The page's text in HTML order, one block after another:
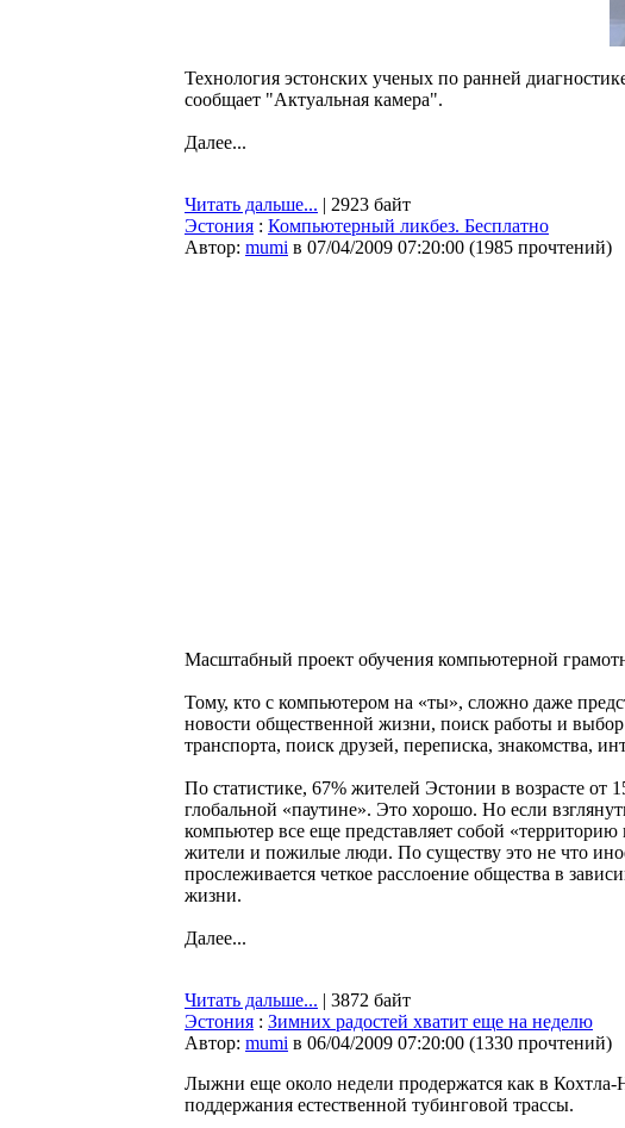
Технология эстонских ученых по ранней
сообщает "Актуальная камера".
Далее...
Читать дальше... | 2923 байт
Эстония : Компьютерный ликбез. Бесплатно
Автор: mumi в 07/04/2009 07:20:00 (1985 прочтений)
Масштабный проект обучения компьютерной
Тому, кто с компьютером на «ты», сложно даже
новости общественной жизни, поиск работы и
транспорта, поиск друзей, переписка, знакомства,
По статистике, 67% жителей Эстонии в возрасте
глобальной «паутине». Это хорошо. Но если
компьютер все еще представляет собой
жители и пожилые люди. По существу это не что
прослеживается четкое расслоение общества в
жизни.
Далее...
Читать дальше... | 3872 байт
Эстония : Зимних радостей хватит еще на неделю
Автор: mumi в 06/04/2009 07:20:00 (1330 прочтений)
Лыжни еще около недели продержатся как в
поддержания естественной тубинговой трассы.